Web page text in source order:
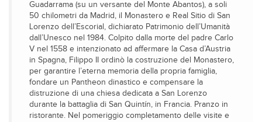
Guadarrama (su un versante del Monte Abantos), a soli
50 chilometri da Madrid, il Monastero e Real Sitio di San
Lorenzo dell’Escorial, dichiarato Patrimonio dell’Umanità
dall’Unesco nel 1984. Colpito dalla morte del padre Carlo
V nel 1558 e intenzionato ad affermare la Casa d’Austria
in Spagna, Filippo II ordinò la costruzione del Monastero,
per garantire l’eterna memoria della propria famiglia,
fondare un Pantheon dinastico e compensare la
distruzione di una chiesa dedicata a San Lorenzo
durante la battaglia di San Quintín, in Francia. Pranzo in
ristorante. Nel pomeriggio completamento delle visite e